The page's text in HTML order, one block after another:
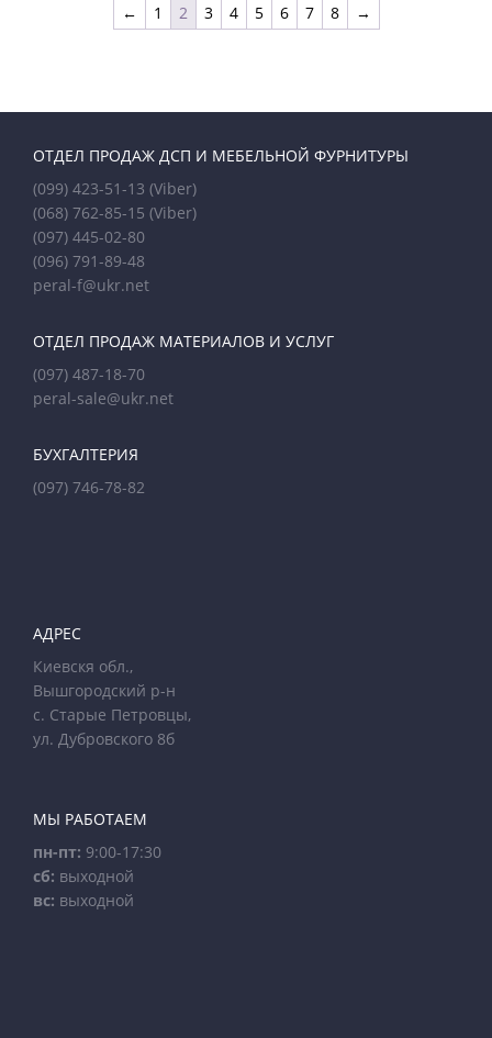
← 1 2 3 4 5 6 7 8 →
ОТДЕЛ ПРОДАЖ ДСП И МЕБЕЛЬНОЙ ФУРНИТУРЫ
(099) 423-51-13 (Viber)
(068) 762-85-15 (Viber)
(097) 445-02-80
(096) 791-89-48
peral-f@ukr.net
ОТДЕЛ ПРОДАЖ МАТЕРИАЛОВ И УСЛУГ
(097) 487-18-70
peral-sale@ukr.net
БУХГАЛТЕРИЯ
(097) 746-78-82
АДРЕС
Киевскя обл.,
Вышгородский р-н
с. Старые Петровцы,
ул. Дубровского 8б
МЫ РАБОТАЕМ
пн-пт: 9:00-17:30
сб: выходной
вс: выходной